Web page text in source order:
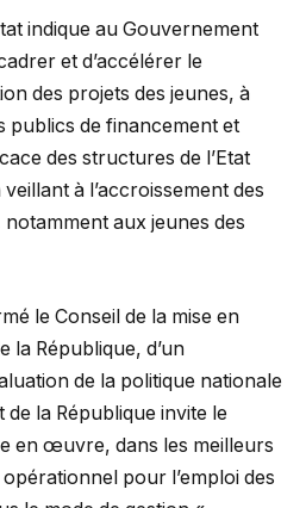
indique au Gouvernement
et d’accélérer le
des projets des jeunes, à
publics de financement et
des structures de l’Etat
à l’accroissement des
aux jeunes des
le Conseil de la mise en
la République, d’un
de la politique nationale
de la République invite le
en œuvre, dans les meilleurs
pour l’emploi des